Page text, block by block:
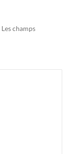
Les champs